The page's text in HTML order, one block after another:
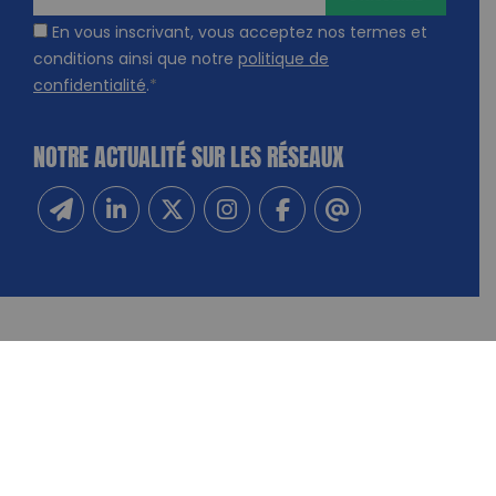
En vous inscrivant, vous acceptez nos termes et
conditions ainsi que notre politique de
confidentialité.*
NOTRE ACTUALITÉ SUR LES RÉSEAUX